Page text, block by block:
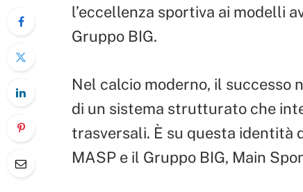
l’eccellenza sportiva ai modelli
Gruppo BIG.
Nel calcio moderno, il successo
di un sistema strutturato che
trasversali. È su questa identità
MASP e il Gruppo BIG, Main